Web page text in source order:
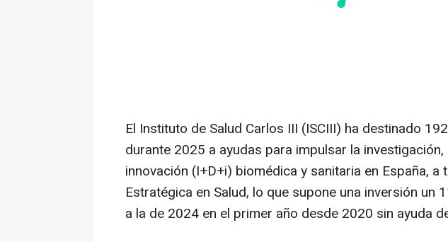
El Instituto de Salud Carlos III (ISCIII) ha destinado
durante 2025 a ayudas para impulsar la
innovación (I+D+i) biomédica y sanitaria en España, a
Estratégica en Salud, lo que supone una inversión un
a la de 2024 en el primer año desde 2020 sin ayuda